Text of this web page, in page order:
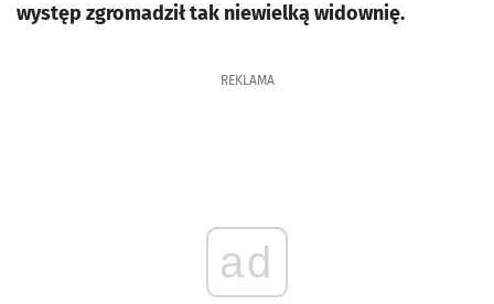
występ zgromadził tak niewielką widownię.
REKLAMA
ad